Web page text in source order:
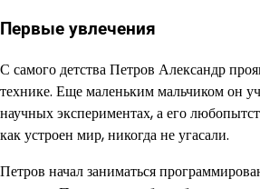
Первые увлечения
С самого детства Петров Александр
технике. Еще маленьким мальчиком он
научных экспериментах, а его
как устроен мир, никогда не угасали.
Петров начал заниматься